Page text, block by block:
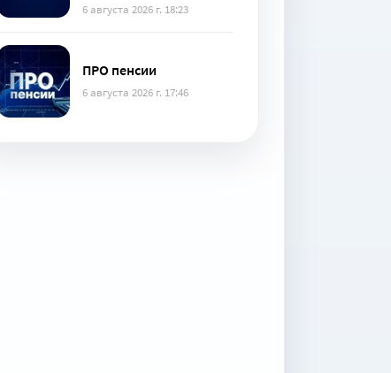
6 августа 2026 г. 18:23
ПРО пенсии
6 августа 2026 г. 17:46